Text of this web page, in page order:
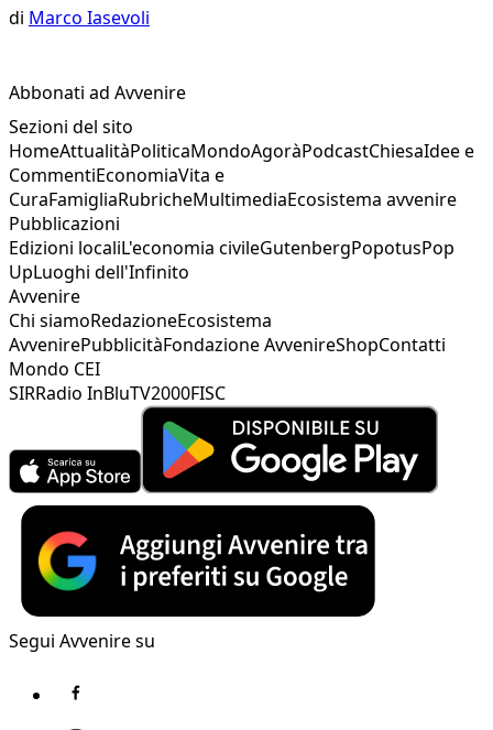
di Marco Iasevoli
Abbonati ad Avvenire
Sezioni del sito
HomeAttualitàPoliticaMondoAgoràPodcastChiesaIdee e
CommentiEconomiaVita e
CuraFamigliaRubricheMultimediaEcosistema avvenire
Pubblicazioni
Edizioni localiL'economia civileGutenbergPopotusPop
UpLuoghi dell'Infinito
Avvenire
Chi siamoRedazioneEcosistema
AvvenirePubblicitàFondazione AvvenireShopContatti
Mondo CEI
SIRRadio InBluTV2000FISC
Segui Avvenire su